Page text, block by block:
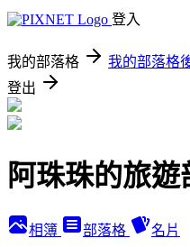
登入
我的部落格 我的部落格
登出
阿珠珠的旅遊
相簿 部落格 名片